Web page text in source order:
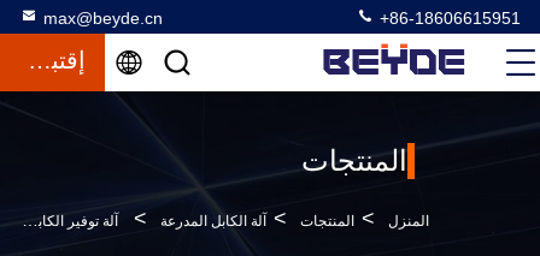
max@beyde.cn +86-18606615951
إقتباس
المنتجات
المنزل > المنتجات > آلة الكابل المدرعة > آلة توفير الكابلات المدرعة للطاقة مع نظام التحكم في التوتر